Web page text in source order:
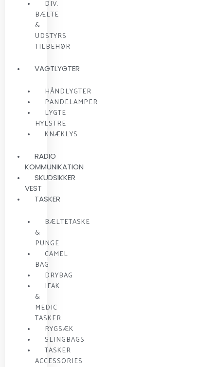
DIV.
BÆLTE
&
UDSTYRS
TILBEHØR
VAGTLYGTER
HÅNDLYGTER
PANDELAMPER
LYGTE
HYLSTRE
KNÆKLYS
RADIO
KOMMUNIKATION
SKUDSIKKER
VEST
TASKER
BÆLTETASKE
&
PUNGE
CAMEL
BAG
DRYBAG
IFAK
&
MEDIC
TASKER
RYGSÆK
SLINGBAGS
TASKER
ACCESSORIES